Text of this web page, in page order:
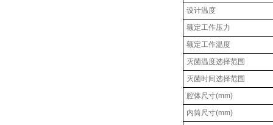
设计温度
额定工作压力
额定工作温度
灭菌温度选择范围
灭菌时间选择范围
腔体尺寸(mm)
内筒尺寸(mm)